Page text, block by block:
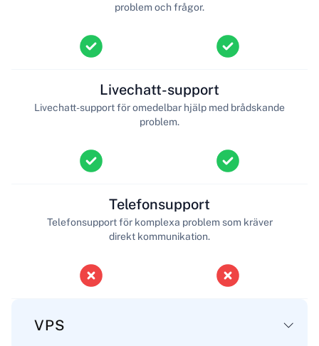
problem och frågor.
Livechatt-support
Livechatt-support för omedelbar hjälp med brådskande
problem.
Telefonsupport
Telefonsupport för komplexa problem som kräver
direkt kommunikation.
VPS